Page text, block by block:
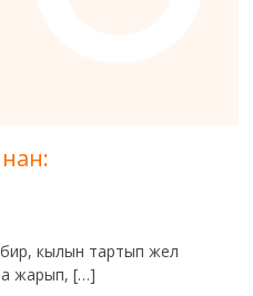
кылын тартып жел
жарып, […]